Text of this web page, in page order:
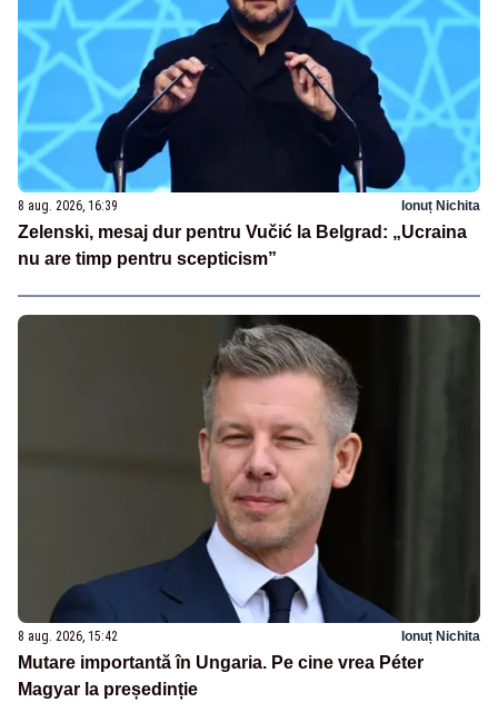
8 aug. 2026, 16:39 Ionuț Nichita
Zelenski, mesaj dur pentru Vučić la Belgrad: „Ucraina
nu are timp pentru scepticism”
8 aug. 2026, 15:42 Ionuț Nichita
Mutare importantă în Ungaria. Pe cine vrea Péter
Magyar la președinție